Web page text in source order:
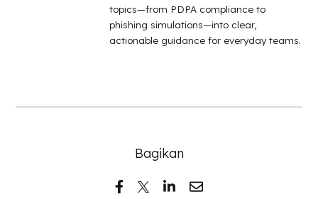
topics—from PDPA compliance to
phishing simulations—into clear,
actionable guidance for everyday teams.
Bagikan